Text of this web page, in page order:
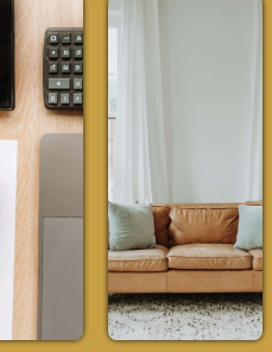
IMMOBILIER
D'ENTREPRISE
INVESTISSEMENT